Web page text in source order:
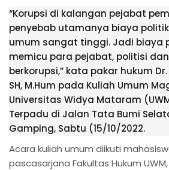
“Korupsi di kalangan pejabat
penyebab utamanya biaya
umum sangat tinggi. Jadi biaya
memicu para pejabat, politisi
berkorupsi,” kata pakar hukum
SH, M.Hum pada Kuliah Umum
Universitas Widya Mataram
Terpadu di Jalan Tata Bumi
Gamping, Sabtu (15/10/2022.
Acara kuliah umum diikuti
pascasarjana Fakultas Hukum